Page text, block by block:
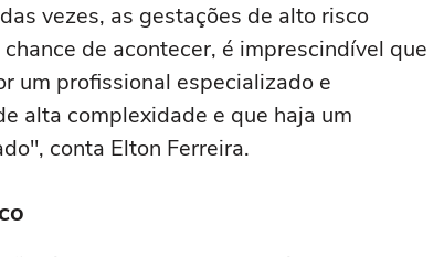
vezes, as gestações de alto risco
de acontecer, é imprescindível que
um profissional especializado e
alta complexidade e que haja um
conta Elton Ferreira.